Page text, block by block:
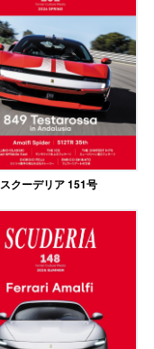
スクーデリア 151号